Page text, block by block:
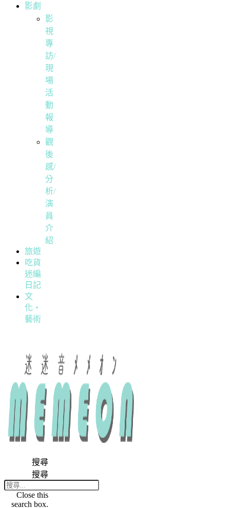
影劇
影
視
專
訪/
現
場
活
動
報
導
觀
後
感/
分
析/
演
員
介
紹
旅遊
吃貨
迷編
日記
文
化・
藝術
搜尋
搜尋
Close this
search box.